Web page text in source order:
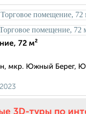
72 м²
мкр. Южный Берег,
3D-туры по